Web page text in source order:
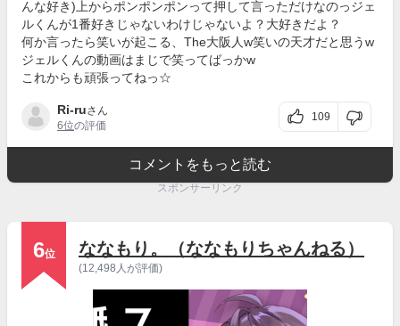
んな好き)上からポンポンポンって押して言っただけなのっジェ
ルくんが1番好きじゃないわけじゃないよ？大好きだよ？
何か言ったら笑いが起こる、The大阪人‪w笑いの天才だと思う‪w
ジェルくんの動画はまじで笑ってばっか‪w
これからも頑張ってねっ☆
Ri-ruさん
6位の評価
109
コメントをもっと読む
スポンサーリンク
6位 ななもり。（ななもりちゃんねる）
(12,498人が評価)